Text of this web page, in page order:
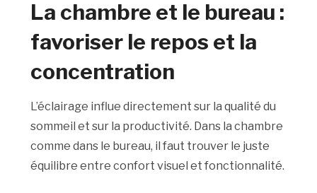
La chambre et le bureau :
favoriser le repos et la
concentration
L’éclairage influe directement sur la qualité du
sommeil et sur la productivité. Dans la chambre
comme dans le bureau, il faut trouver le juste
équilibre entre confort visuel et fonctionnalité.